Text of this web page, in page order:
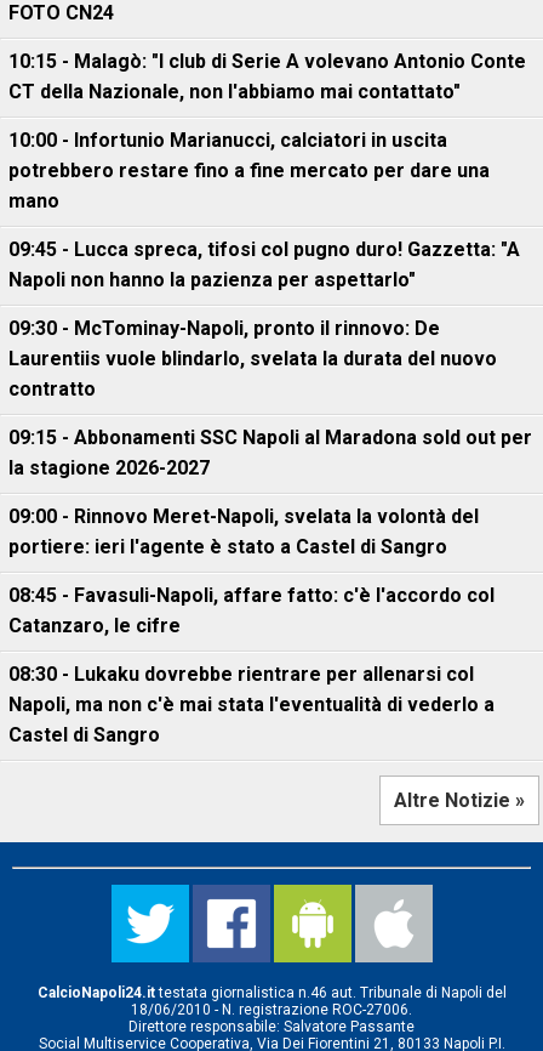
FOTO CN24
10:15 - Malagò: "I club di Serie A volevano Antonio Conte
CT della Nazionale, non l'abbiamo mai contattato"
10:00 - Infortunio Marianucci, calciatori in uscita
potrebbero restare fino a fine mercato per dare una
mano
09:45 - Lucca spreca, tifosi col pugno duro! Gazzetta: "A
Napoli non hanno la pazienza per aspettarlo"
09:30 - McTominay-Napoli, pronto il rinnovo: De
Laurentiis vuole blindarlo, svelata la durata del nuovo
contratto
09:15 - Abbonamenti SSC Napoli al Maradona sold out per
la stagione 2026-2027
09:00 - Rinnovo Meret-Napoli, svelata la volontà del
portiere: ieri l'agente è stato a Castel di Sangro
08:45 - Favasuli-Napoli, affare fatto: c'è l'accordo col
Catanzaro, le cifre
08:30 - Lukaku dovrebbe rientrare per allenarsi col
Napoli, ma non c'è mai stata l'eventualità di vederlo a
Castel di Sangro
Altre Notizie »
CalcioNapoli24.ittestata giornalistica n.46 aut. Tribunale di Napoli del
18/06/2010 - N. registrazione ROC-27006.
Direttore responsabile: Salvatore Passante
Social Multiservice Cooperativa, Via Dei Fiorentini 21, 80133 Napoli P.I.